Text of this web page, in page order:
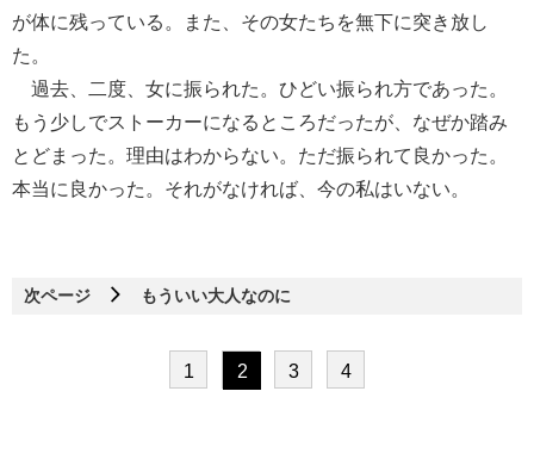
が体に残っている。また、その女たちを無下に突き放し
た。
過去、二度、女に振られた。ひどい振られ方であった。
もう少しでストーカーになるところだったが、なぜか踏み
とどまった。理由はわからない。ただ振られて良かった。
本当に良かった。それがなければ、今の私はいない。
次ページ もういい大人なのに
1 2 3 4